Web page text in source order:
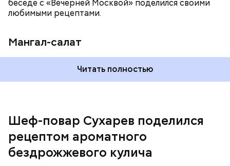
беседе с «Вечерней Москвой» поделился своими
любимыми рецептами.
Мангал-салат
Читать полностью
Шеф-повар Сухарев поделился
рецептом ароматного
бездрожжевого кулича
— Этот вариант кулича не содержит дрожжей,
поэтому люди, которые любят сидеть на диете,